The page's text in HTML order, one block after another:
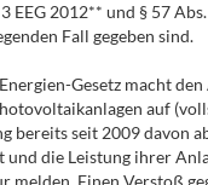
EEG 2012** und § 57
Fall gegeben sind.
Gesetz macht
auf
bereits seit 2009 davon
und die Leistung ihrer
melden. Einen Verstoß